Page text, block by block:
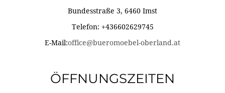
Bundesstraße 3, 6460 Imst
Telefon: +436602629745
E-Mail:office@bueromoebel-oberland.at
ÖFFNUNGSZEITEN